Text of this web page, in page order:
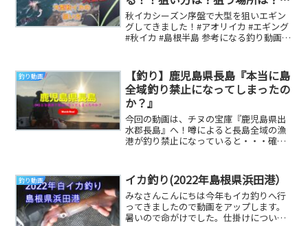
DUEL マグQタングステン3.0号 #
秋イカ #島根半島
秋イカシーズン序盤で大型を狙いエギン
グしてきました！#アオリイカ #エギング
#秋イカ #島根半島 参考になる釣り動画で
釣り動画
【釣り】鹿児島県長島『本当に島
全域釣り禁止になってしまったの
か？』
今回の動画は、チヌの宝庫『鹿児島県出
水郡長島』へ！噂によると長島全域の漁
港が釣り禁止になっていると・・・確か
釣り動画 イカ釣り(2022年島根県浜田港）
みなさんこんにちは今年もイカ釣りへ行
ってきましたので動画をアップします。
暑いので命がけでした。仕掛けについて